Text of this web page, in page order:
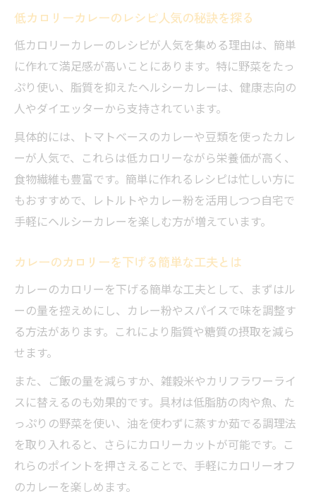
低カロリーカレーのレシピ人気の秘訣を探る
低カロリーカレーのレシピが人気を集める理由は、簡単
に作れて満足感が高いことにあります。特に野菜をたっ
ぷり使い、脂質を抑えたヘルシーカレーは、健康志向の
人やダイエッターから支持されています。
具体的には、トマトベースのカレーや豆類を使ったカレ
ーが人気で、これらは低カロリーながら栄養価が高く、
食物繊維も豊富です。簡単に作れるレシピは忙しい方に
もおすすめで、レトルトやカレー粉を活用しつつ自宅で
手軽にヘルシーカレーを楽しむ方が増えています。
カレーのカロリーを下げる簡単な工夫とは
カレーのカロリーを下げる簡単な工夫として、まずはル
ーの量を控えめにし、カレー粉やスパイスで味を調整す
る方法があります。これにより脂質や糖質の摂取を減ら
せます。
また、ご飯の量を減らすか、雑穀米やカリフラワーライ
スに替えるのも効果的です。具材は低脂肪の肉や魚、た
っぷりの野菜を使い、油を使わずに蒸すか茹でる調理法
を取り入れると、さらにカロリーカットが可能です。こ
れらのポイントを押さえることで、手軽にカロリーオフ
のカレーを楽しめます。